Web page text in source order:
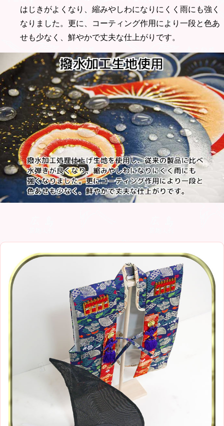
はじきがよくなり、縮みやしわになりにくく雨にも強く
なりました。更に、コーティング作用により一段と色あ
せも少なく、鮮やかで丈夫な仕上がりです。